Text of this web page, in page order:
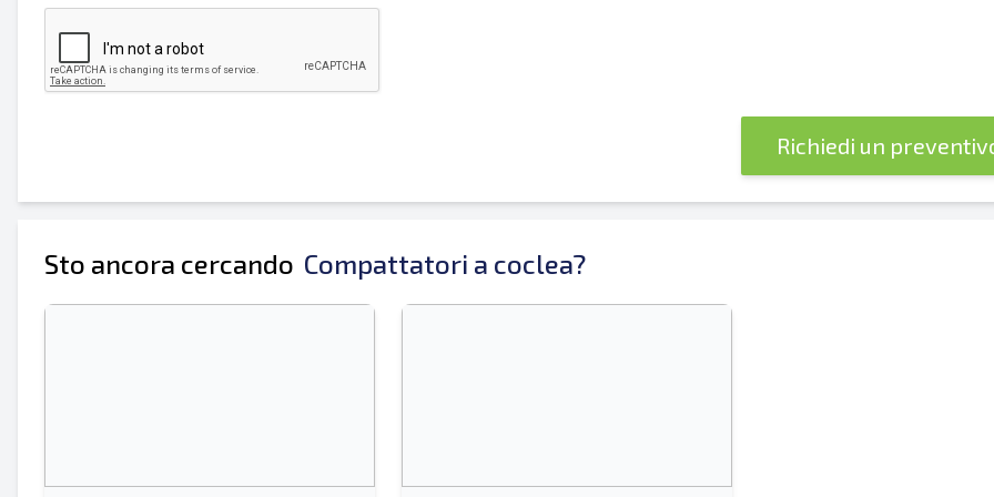
Richiedi un
Mobile
Sto ancora cercando Compattatori a coclea?